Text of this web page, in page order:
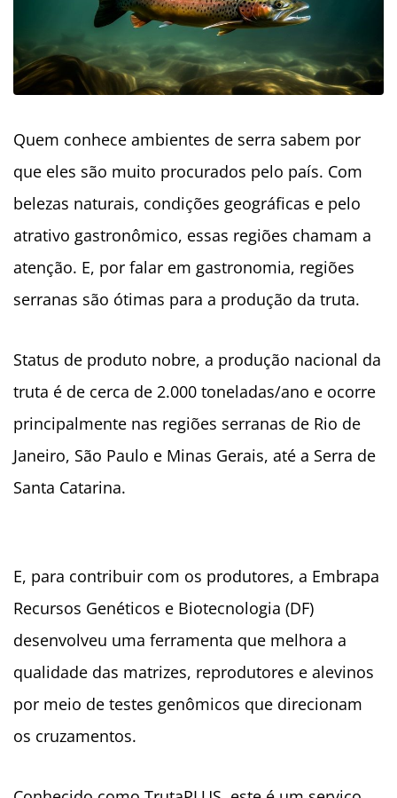
Quem conhece ambientes de serra sabem por
que eles são muito procurados pelo país. Com
belezas naturais, condições geográficas e pelo
atrativo gastronômico, essas regiões chamam a
atenção. E, por falar em gastronomia, regiões
serranas são ótimas para a produção da truta.
Status de produto nobre, a produção nacional da
truta é de cerca de 2.000 toneladas/ano e ocorre
principalmente nas regiões serranas de Rio de
Janeiro, São Paulo e Minas Gerais, até a Serra de
Santa Catarina.
E, para contribuir com os produtores, a Embrapa
Recursos Genéticos e Biotecnologia (DF)
desenvolveu uma ferramenta que melhora a
qualidade das matrizes, reprodutores e alevinos
por meio de testes genômicos que direcionam
os cruzamentos.